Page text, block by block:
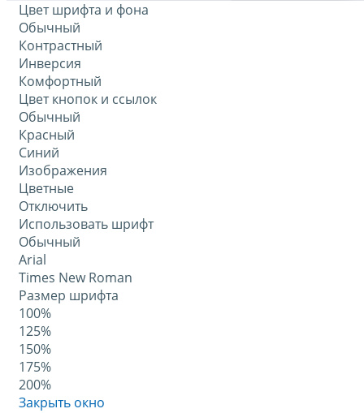
Цвет шрифта и фона
Обычный
Контрастный
Инверсия
Комфортный
Цвет кнопок и ссылок
Обычный
Красный
Синий
Изображения
Цветные
Отключить
Использовать шрифт
Обычный
Arial
Times New Roman
Размер шрифта
100%
125%
150%
175%
200%
Закрыть окно